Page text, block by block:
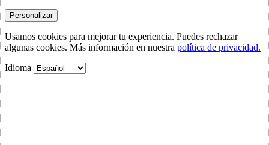
Personalizar
Usamos cookies para mejorar tu experiencia. Puedes rechazar
algunas cookies. Más información en nuestra política de privacidad.
Idioma